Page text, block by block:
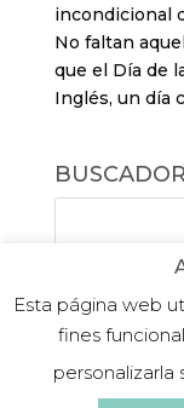
incondicional
No faltan
que el Día de
Inglés, un día
©2019
Esta página web
fines
personalizarla